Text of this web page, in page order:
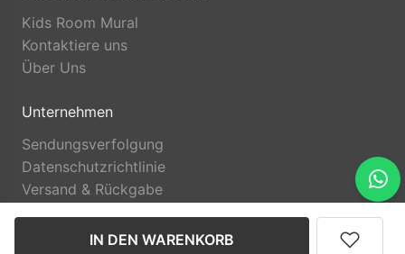
IN DEN WARENKORB
Kids Room Mural
Kontaktiere uns
Über Uns
Unternehmen
Sendungsverfolgung
Datenschutzrichtlinie
Versand & Rückgabe